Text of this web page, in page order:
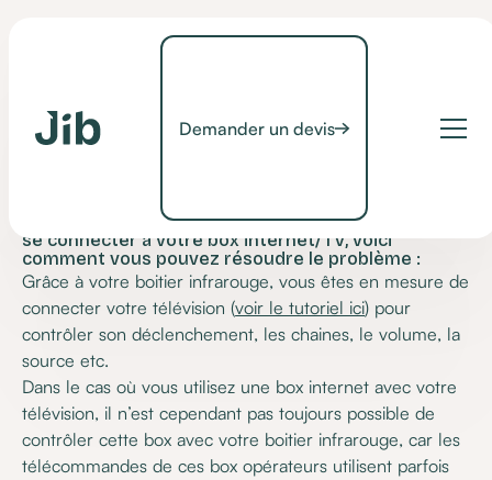
Demander un devis
Je peux connecter ma
télévision, mais pas
Il arrive que votre boitier infra-rouge n’arrive pas à
se connecter à votre box internet/TV, voici
comment vous pouvez résoudre le problème :
Grâce à votre boitier infrarouge, vous êtes en mesure de
connecter votre télévision (voir le tutoriel ici) pour
contrôler son déclenchement, les chaines, le volume, la
source etc.
Dans le cas où vous utilisez une box internet avec votre
télévision, il n’est cependant pas toujours possible de
contrôler cette box avec votre boitier infrarouge, car les
télécommandes de ces box opérateurs utilisent parfois